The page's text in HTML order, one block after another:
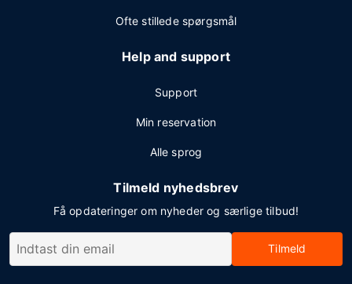
Ofte stillede spørgsmål
Help and support
Support
Min reservation
Alle sprog
Tilmeld nyhedsbrev
Få opdateringer om nyheder og særlige tilbud!
Tilmeld